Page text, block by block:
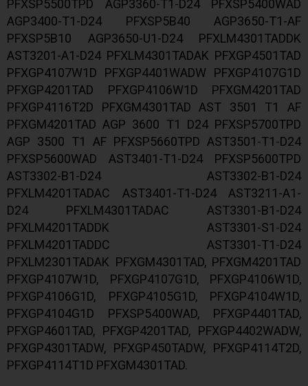
PFXSP5500TPD AGP3360-T1-D24 PFXSP5400WAD
AGP3400-T1-D24 PFXSP5B40 AGP3650-T1-AF
PFXSP5B10 AGP3650-U1-D24 PFXLM4301TADDK
AST3201-A1-D24 PFXLM4301TADAK PFXGP4501TAD
PFXGP4107W1D PFXGP4401WADW PFXGP4107G1D
PFXGP4201TAD PFXGP4106W1D PFXGM4201TAD
PFXGP4116T2D PFXGM4301TAD AST 3501 T1 AF
PFXGM4201TAD AGP 3600 T1 D24 PFXSP5700TPD
AGP 3500 T1 AF PFXSP5660TPD AST3501-T1-D24
PFXSP5600WAD AST3401-T1-D24 PFXSP5600TPD
AST3302-B1-D24 AST3302-B1-D24
PFXLM4201TADAC AST3401-T1-D24 AST3211-A1-
D24 PFXLM4301TADAC AST3301-B1-D24
PFXLM4201TADDK AST3301-S1-D24
PFXLM4201TADDC AST3301-T1-D24
PFXLM2301TADAK PFXGM4301TAD, PFXGM4201TAD
PFXGP4107W1D, PFXGP4107G1D, PFXGP4106W1D,
PFXGP4106G1D, PFXGP4105G1D, PFXGP4104W1D,
PFXGP4104G1D PFXSP5400WAD, PFXGP4401TAD,
PFXGP4601TAD, PFXGP4201TAD, PFXGP4402WADW,
PFXGP4301TADW, PFXGP450TADW, PFXGP4114T2D,
PFXGP4114T1D PFXGM4301TAD.